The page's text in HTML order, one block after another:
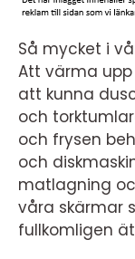
Så mycket i
Att värma
att kunna
och
och frysen
och
matlagning
våra skärmar
fullkomligen